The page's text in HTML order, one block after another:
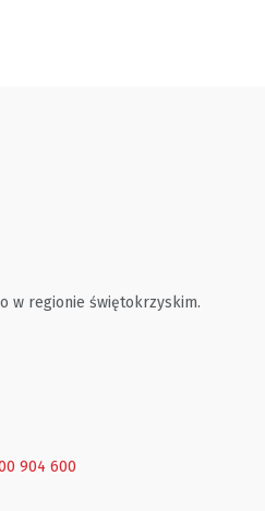
w regionie świętokrzyskim.
904 600